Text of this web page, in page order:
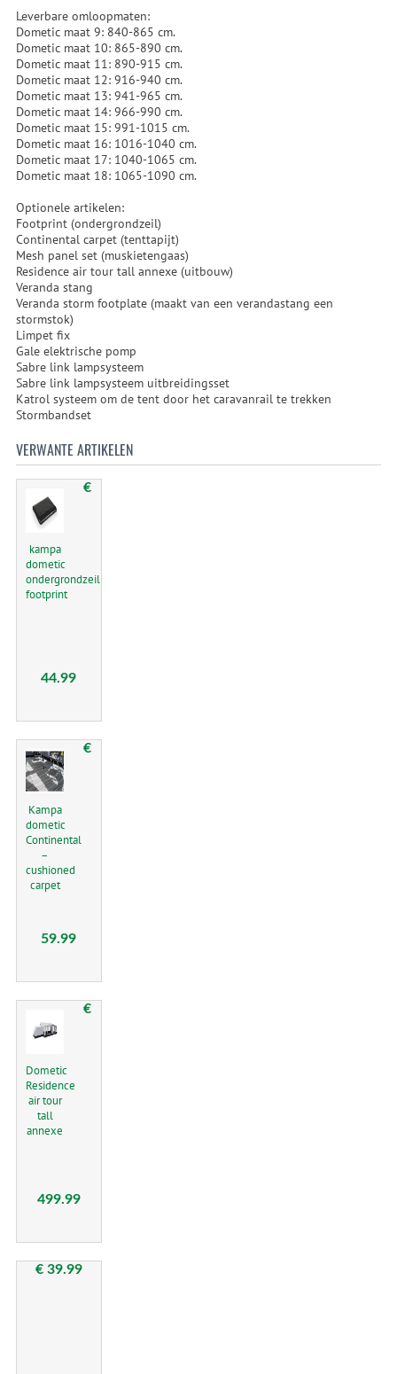
Leverbare omloopmaten:
Dometic maat 9: 840-865 cm.
Dometic maat 10: 865-890 cm.
Dometic maat 11: 890-915 cm.
Dometic maat 12: 916-940 cm.
Dometic maat 13: 941-965 cm.
Dometic maat 14: 966-990 cm.
Dometic maat 15: 991-1015 cm.
Dometic maat 16: 1016-1040 cm.
Dometic maat 17: 1040-1065 cm.
Dometic maat 18: 1065-1090 cm.
Optionele artikelen:
Footprint (ondergrondzeil)
Continental carpet (tenttapijt)
Mesh panel set (muskietengaas)
Residence air tour tall annexe (uitbouw)
Veranda stang
Veranda storm footplate (maakt van een verandastang een
stormstok)
Limpet fix
Gale elektrische pomp
Sabre link lampsysteem
Sabre link lampsysteem uitbreidingsset
Katrol systeem om de tent door het caravanrail te trekken
Stormbandset
VERWANTE ARTIKELEN
kampa
dometic
ondergrondzeil
footprint
€
44.99
Kampa
dometic
Continental
–
cushioned
carpet
€
59.99
Dometic
Residence
air tour
tall
annexe
€
499.99
€ 39.99